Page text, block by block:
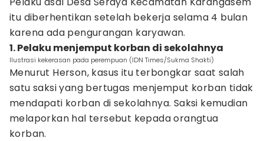
itu diberhentikan setelah bekerja selama 4 bulan
karena ada pengurangan karyawan.
1. Pelaku menjemput korban di sekolahnya
Ilustrasi kekerasan pada perempuan (IDN Times/Sukma Shakti)
Menurut Herson, kasus itu terbongkar saat salah
satu saksi yang bertugas menjemput korban tidak
mendapati korban di sekolahnya. Saksi kemudian
melaporkan hal tersebut kepada orangtua
korban.